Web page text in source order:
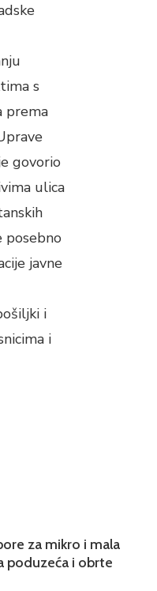
s
prema
govorio
ulica
posebno
javne
i
i
za mikro i mala
poduzeća i obrte